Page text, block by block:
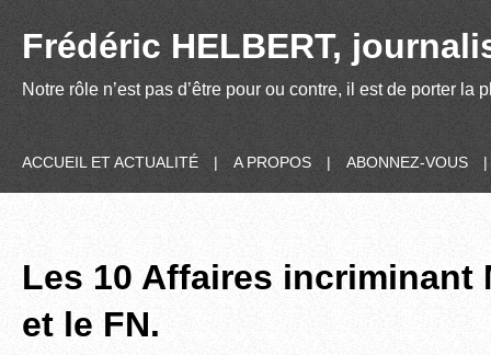
Frédéric HELBERT,
Notre rôle n’est pas d’être pour ou contre, il est de porter
ACCUEIL ET ACTUALITÉ | A PROPOS | ABONNEZ-VOUS |
Les 10 Affaires incriminant
et le FN.